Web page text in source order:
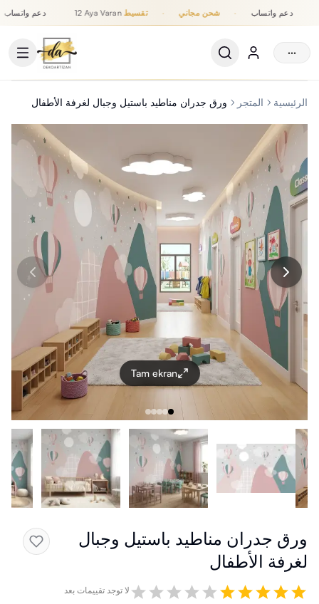
دعم 12 Aya Varan تقسيط شحن مجاني دعم واتساب
···
الرئيسية المتجر ورق جدران مناطيد باستيل وجبال لغرفة الأطفال
Tam ekran
ورق جدران مناطيد باستيل وجبال
لغرفة الأطفال
لا توجد تقييمات بعد